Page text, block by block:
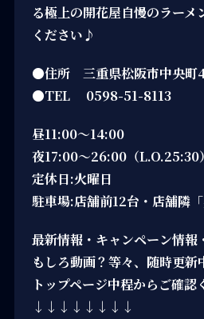
る極上の開花屋自慢のラーメ
ください♪
●住所 三重県松阪市中央町
●TEL 0598-51-8113
昼11:00～14:00
夜17:00～26:00（L.O.25:30）
定休日:火曜日
駐車場:店舗前12台・店舗隣
最新情報・キャンペーン情報
もしろ動画？等々、随時更新
トップページ中程からご確認
↓↓↓↓↓↓↓↓